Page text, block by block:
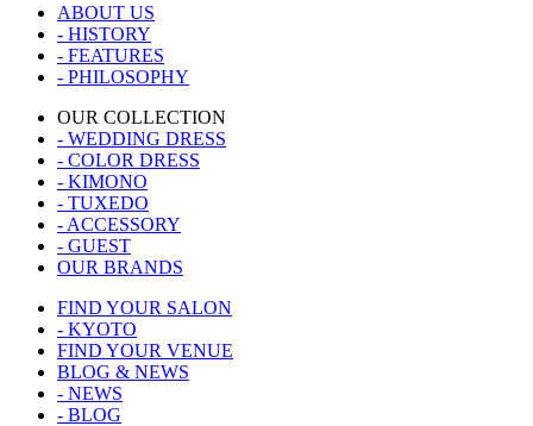
ABOUT US
- HISTORY
- FEATURES
- PHILOSOPHY
OUR COLLECTION
- WEDDING DRESS
- COLOR DRESS
- KIMONO
- TUXEDO
- ACCESSORY
- GUEST
OUR BRANDS
FIND YOUR SALON
- KYOTO
FIND YOUR VENUE
BLOG & NEWS
- NEWS
- BLOG